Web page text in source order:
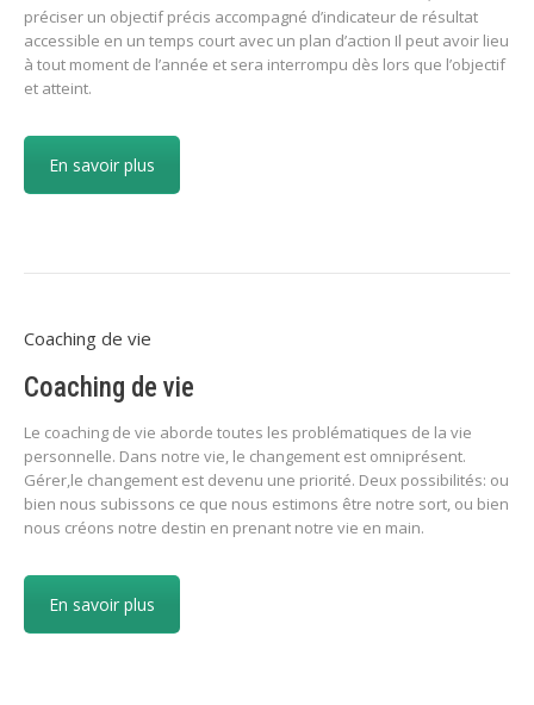
préciser un objectif précis accompagné d’indicateur de résultat
accessible en un temps court avec un plan d’action Il peut avoir lieu
à tout moment de l’année et sera interrompu dès lors que l’objectif
et atteint.
En savoir plus
Coaching de vie
Coaching de vie
Le coaching de vie aborde toutes les problématiques de la vie
personnelle. Dans notre vie, le changement est omniprésent.
Gérer,le changement est devenu une priorité. Deux possibilités: ou
bien nous subissons ce que nous estimons être notre sort, ou bien
nous créons notre destin en prenant notre vie en main.
En savoir plus